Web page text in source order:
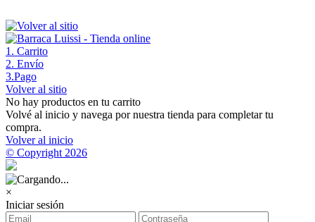
1 . Carrito
2. Envío
3.Pago
Volver al sitio
No hay productos en tu carrito
Volvé al inicio y navega por nuestra tienda para completar tu
compra.
Volver al inicio
© Copyright 2026
×
Iniciar sesión